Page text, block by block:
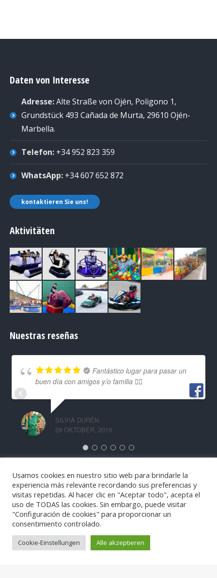
Daten von Interesse
Adresse:Alte Straße von Ojén, Poligono 1,
Grundstück 493 Cañada de Murta, 29610 Ojén-
Marbella.
Telefon: +34 952 823 359
WhatsApp: +34 607 652 872
kontaktieren Sie uns!
Aktivitäten
Nuestras reseñas
Fantástico lugar para pasar un
buen día con amigos y/o familia 👍🏼
SILVIA DURÉN
29 OKTOBER, 2019
®Funny Hill 2026. Todos los derechos reservados.
Usamos cookies en nuestro sitio web para brindarle la
experiencia más relevante recordando sus preferencias y
visitas repetidas. Al hacer clic en "Aceptar todo", acepta el
uso de TODAS las cookies. Sin embargo, puede visitar
"Configuración de cookies" para proporcionar un
consentimiento controlado.
Cookie-Einstellungen Alle akzeptieren